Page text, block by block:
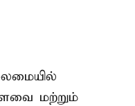
மற்றும்